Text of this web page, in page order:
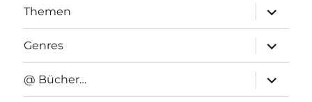
Themen
anzeigen
Genres
anzeigen
@ Bücher…
anzeigen